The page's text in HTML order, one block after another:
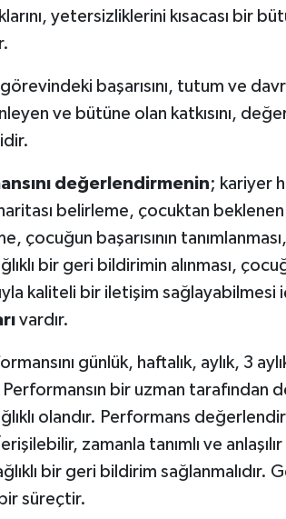
yetersizliklerini kısacası bir
başarısını, tutum ve
ve bütüne olan katkısını,
değerlendirmenin; kariyer
belirleme, çocuktan
çocuğun başarısının
bir geri bildirimin alınması,
kaliteli bir iletişim sağlayabilmesi
vardır.
günlük, haftalık, aylık, 3
bir uzman tarafından
olandır. Performans
zamanla tanımlı ve anlaşılır
bir geri bildirim sağlanmalıdır.
süreçtir.